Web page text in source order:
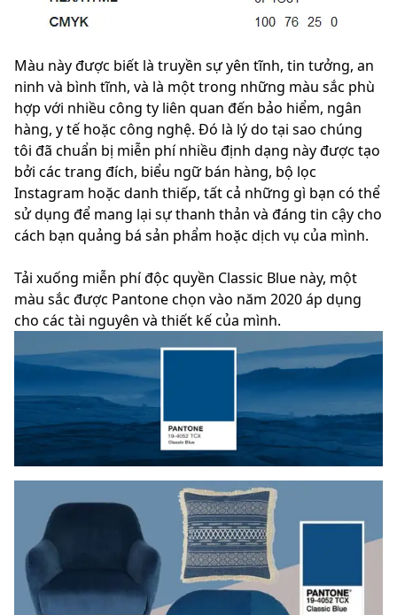
Màu này được biết là truyền sự yên tĩnh, tin tưởng, an
ninh và bình tĩnh, và là một trong những màu sắc phù
hợp với nhiều công ty liên quan đến bảo hiểm, ngân
hàng, y tế hoặc công nghệ. Đó là lý do tại sao chúng
tôi đã chuẩn bị miễn phí nhiều định dạng này được tạo
bởi các trang đích, biểu ngữ bán hàng, bộ lọc
Instagram hoặc danh thiếp, tất cả những gì bạn có thể
sử dụng để mang lại sự thanh thản và đáng tin cậy cho
cách bạn quảng bá sản phẩm hoặc dịch vụ của mình.
Tải xuống miễn phí độc quyền Classic Blue này, một
màu sắc được Pantone chọn vào năm 2020 áp dụng
cho các tài nguyên và thiết kế của mình.